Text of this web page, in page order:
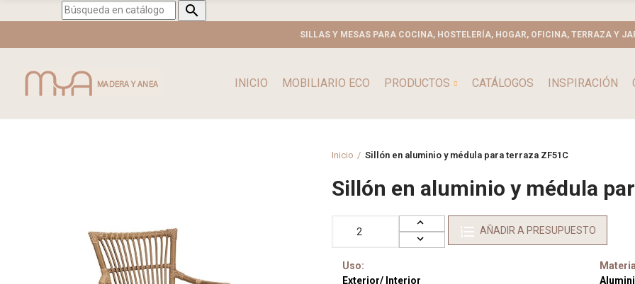

SILLAS Y MESAS PARA COCINA, HOSTELERÍA, HOGAR, OFICINA, TERRAZA Y
INICIO MOBILIARIO ECO PRODUCTOS CATÁLOGOS INSPIRACIÓN
Inicio Sillón en aluminio y médula para terraza ZF51C
Sillón en aluminio y médula
AÑADIR A PRESUPUESTO
Uso:
Exterior/ Interior